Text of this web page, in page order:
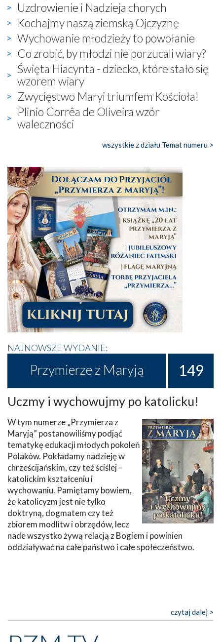
Uzdrowienie i Nadzieja chorych
Kochajmy naszą ziemską Ojczyznę
Wychowanie młodzieży to powołanie
Co zrobić, by młodzi nie porzucali wiary?
Święta Hiacynta - dziecko, które stało się
wzorem wiary
Zwycięstwo Maryi triumfem Kościoła!
Plinio Corrêa de Oliveira wzór
waleczności
wszystkie z działu Temat numeru >
NAJNOWSZE WYDANIE:
Przymierze z Maryją 149
Uczmy i wychowujmy po katolicku!
W tym numerze „Przymierza z
Maryją” postanowiliśmy podjąć
tematykę edukacji młodych pokoleń
Polaków. Pokładamy nadzieję w
chrześcijańskim, czy też ściślej –
katolickim kształceniu i
wychowaniu. Pamiętamy bowiem,
że katolicyzm jest nie tylko
doktryną, dogmatem czy też
zbiorem modlitw i obrzędów, lecz
nade wszystko żywą relacją z Bogiem i powinien
oddziaływać na całe państwo i całe społeczeństwo.
czytaj dalej >